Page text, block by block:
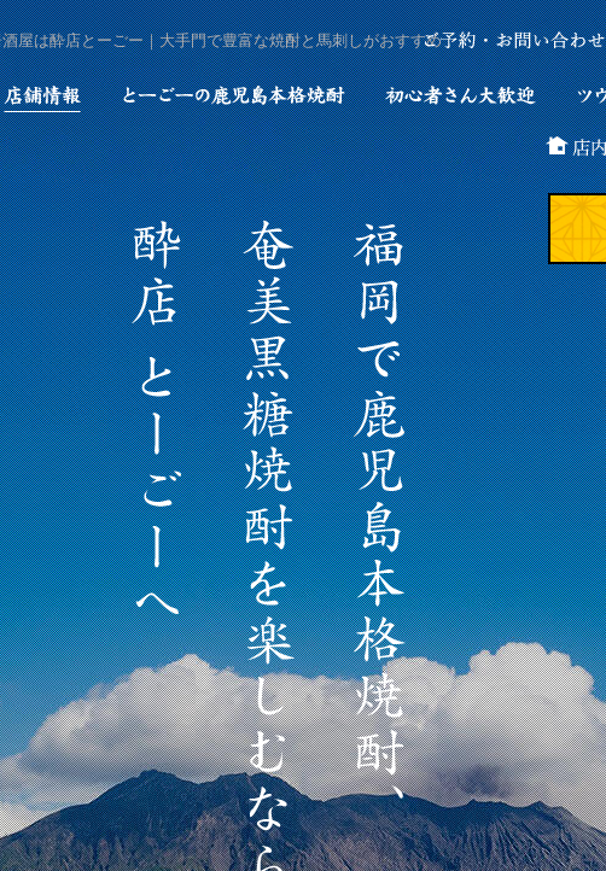
屋は酔店とーごー｜大手門で豊富な焼酎と馬刺しがおすすめ